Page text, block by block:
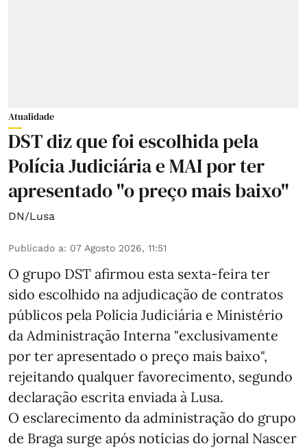
Atualidade
DST diz que foi escolhida pela
Polícia Judiciária e MAI por ter
apresentado "o preço mais baixo"
DN/Lusa
Publicado a: 07 Agosto 2026, 11:51
O grupo DST afirmou esta sexta-feira ter
sido escolhido na adjudicação de contratos
públicos pela Polícia Judiciária e Ministério
da Administração Interna "exclusivamente
por ter apresentado o preço mais baixo",
rejeitando qualquer favorecimento, segundo
declaração escrita enviada à Lusa.
O esclarecimento da administração do grupo
de Braga surge após notícias do jornal Nascer